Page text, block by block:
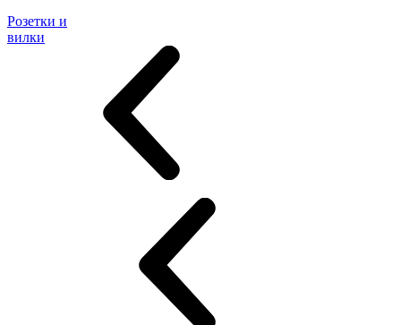
Розетки и
вилки